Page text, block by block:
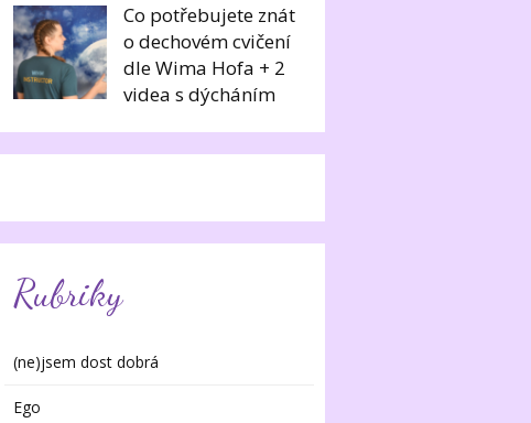
Co potřebujete znát
o dechovém cvičení
dle Wima Hofa + 2
videa s dýcháním
Rubriky
(ne)jsem dost dobrá
Ego